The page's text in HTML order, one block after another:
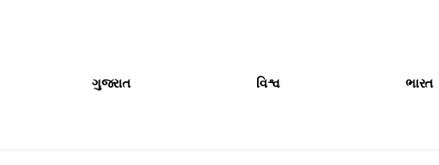
ગુજરાત વિશ્વ ભારત